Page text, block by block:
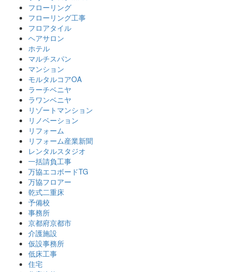
フローリング
フローリング工事
フロアタイル
ヘアサロン
ホテル
マルチスパン
マンション
モルタルコアOA
ラーチベニヤ
ラワンベニヤ
リゾートマンション
リノベーション
リフォーム
リフォーム産業新聞
レンタルスタジオ
一括請負工事
万協エコボードTG
万協フロアー
乾式二重床
予備校
事務所
京都府京都市
介護施設
仮設事務所
低床工事
住宅